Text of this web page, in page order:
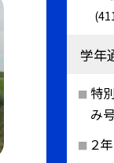
学年
特
み
２